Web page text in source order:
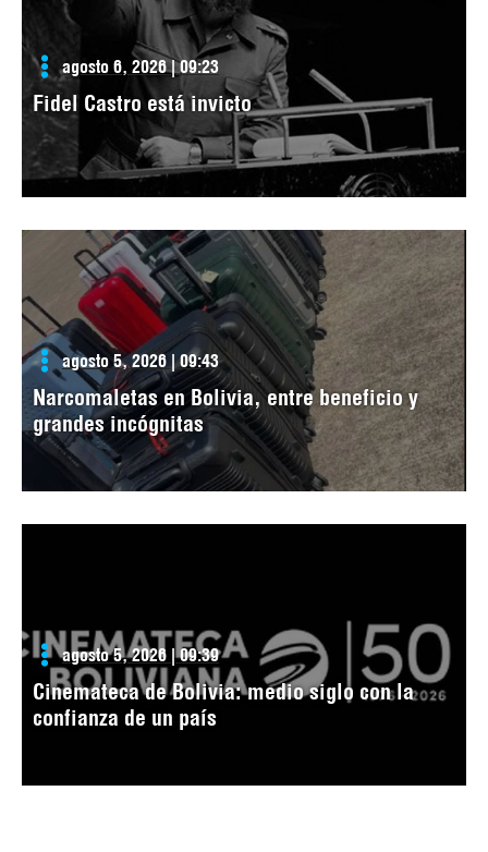
agosto 6, 2026 | 09:23
Fidel Castro está invicto
agosto 5, 2026 | 09:43
Narcomaletas en Bolivia, entre beneficio y
grandes incógnitas
agosto 5, 2026 | 09:39
Cinemateca de Bolivia: medio siglo con la
confianza de un país